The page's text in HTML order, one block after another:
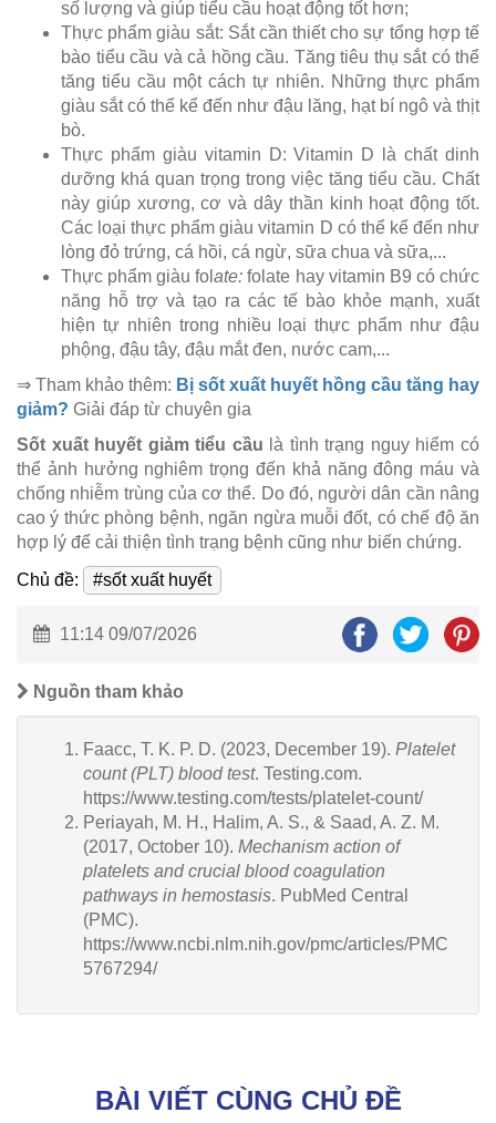
số lượng và giúp tiểu cầu hoạt động tốt hơn;
Thực phẩm giàu sắt: Sắt cần thiết cho sự tổng hợp tế
bào tiểu cầu và cả hồng cầu. Tăng tiêu thụ sắt có thể
tăng tiểu cầu một cách tự nhiên. Những thực phẩm
giàu sắt có thể kể đến như đậu lăng, hạt bí ngô và thịt
bò.
Thực phẩm giàu vitamin D: Vitamin D là chất dinh
dưỡng khá quan trọng trong việc tăng tiểu cầu. Chất
này giúp xương, cơ và dây thần kinh hoạt động tốt.
Các loại thực phẩm giàu vitamin D có thể kể đến như
lòng đỏ trứng, cá hồi, cá ngừ, sữa chua và sữa,...
Thực phẩm giàu folate: folate hay vitamin B9 có chức
năng hỗ trợ và tạo ra các tế bào khỏe mạnh, xuất
hiện tự nhiên trong nhiều loại thực phẩm như đậu
phộng, đậu tây, đậu mắt đen, nước cam,...
⇒ Tham khảo thêm: Bị sốt xuất huyết hồng cầu tăng hay
giảm? Giải đáp từ chuyên gia
Sốt xuất huyết giảm tiểu cầu là tình trạng nguy hiểm có
thể ảnh hưởng nghiêm trọng đến khả năng đông máu và
chống nhiễm trùng của cơ thể. Do đó, người dân cần nâng
cao ý thức phòng bệnh, ngăn ngừa muỗi đốt, có chế độ ăn
hợp lý để cải thiện tình trạng bệnh cũng như biến chứng.
Chủ đề:
#sốt xuất huyết
11:14 09/07/2026
Nguồn tham khảo
Faacc, T. K. P. D. (2023, December 19). Platelet
count (PLT) blood test. Testing.com.
https://www.testing.com/tests/platelet-count/
Periayah, M. H., Halim, A. S., & Saad, A. Z. M.
(2017, October 10). Mechanism action of
platelets and crucial blood coagulation
pathways in hemostasis. PubMed Central
(PMC).
https://www.ncbi.nlm.nih.gov/pmc/articles/PMC
5767294/
BÀI VIẾT CÙNG CHỦ ĐỀ